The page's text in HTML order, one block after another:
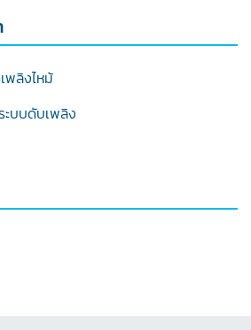
พลิงไหม้
ะบบดับเพลิง